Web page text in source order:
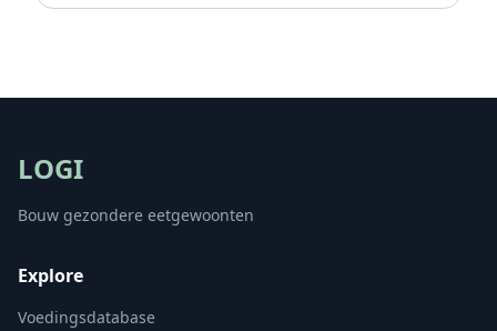
LOGI
Bouw gezondere eetgewoonten
Explore
Voedingsdatabase